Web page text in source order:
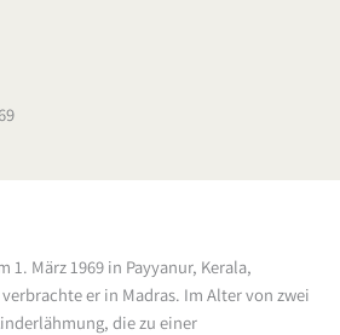
1. März 1969 in Payyanur, Kerala,
er in Madras. Im Alter von zwei
die zu einer